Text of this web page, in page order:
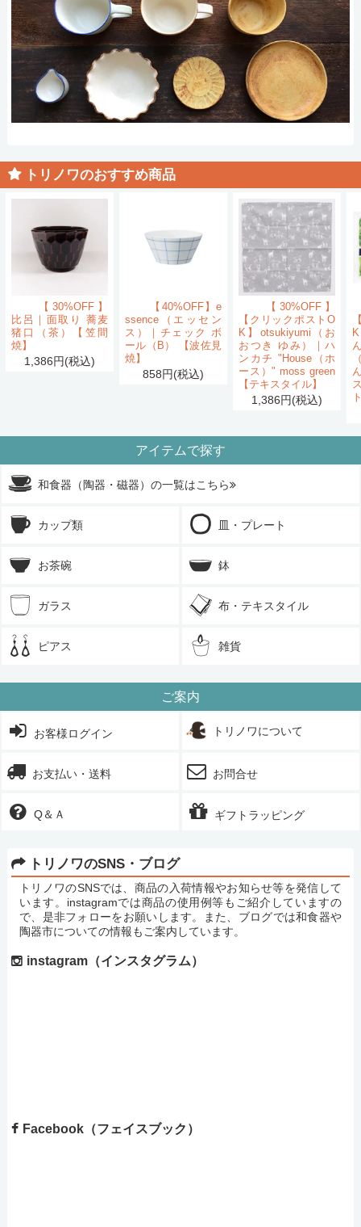
トリノワのおすすめ商品
【30%OFF】
比呂｜面取り 蕎麦
猪口（茶）【笠間
焼】
1,386円(税込)
【40%OFF】e
ssence（エッセン
ス）｜チェック ボ
ール（B） 【波佐見
焼】
858円(税込)
【30%OFF】
【クリックポストO
K】otsukiyumi（お
おつき ゆみ）｜ハ
ンカチ "House（ホ
ース）" moss green
【テキスタイル】
1,386円(税込)
アイテムで探す
和食器（陶器・磁器）の一覧はこちら
カップ類 皿・プレート
お茶碗 鉢
ガラス 布・テキスタイル
ピアス 雑貨
ご案内
お客様ログイン トリノワについて
お支払い・送料 お問合せ
Q＆Ａ ギフトラッピング
トリノワのSNS・ブログ
トリノワのSNSでは、商品の入荷情報やお知らせ等を発信して
います。instagramでは商品の使用例等もご紹介していますの
で、是非フォローをお願いします。また、ブログでは和食器や
陶器市についての情報もご案内しています。
instagram（インスタグラム）
Facebook（フェイスブック）